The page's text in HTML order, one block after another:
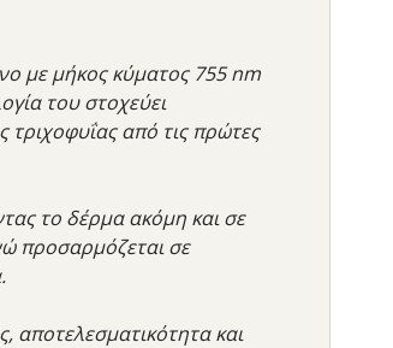
με μήκος κύματος 755 nm
του στοχεύει
από τις πρώτες
το δέρμα ακόμη και σε
προσαρμόζεται σε
αποτελεσματικότητα και